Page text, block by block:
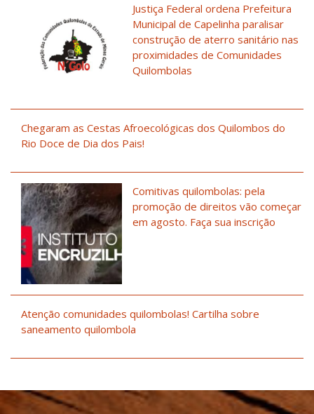
Justiça Federal ordena Prefeitura
Municipal de Capelinha paralisar
construção de aterro sanitário nas
proximidades de Comunidades
Quilombolas
Chegaram as Cestas Afroecológicas dos Quilombos do
Rio Doce de Dia dos Pais!
Comitivas quilombolas: pela
promoção de direitos vão começar
em agosto. Faça sua inscrição
Atenção comunidades quilombolas! Cartilha sobre
saneamento quilombola